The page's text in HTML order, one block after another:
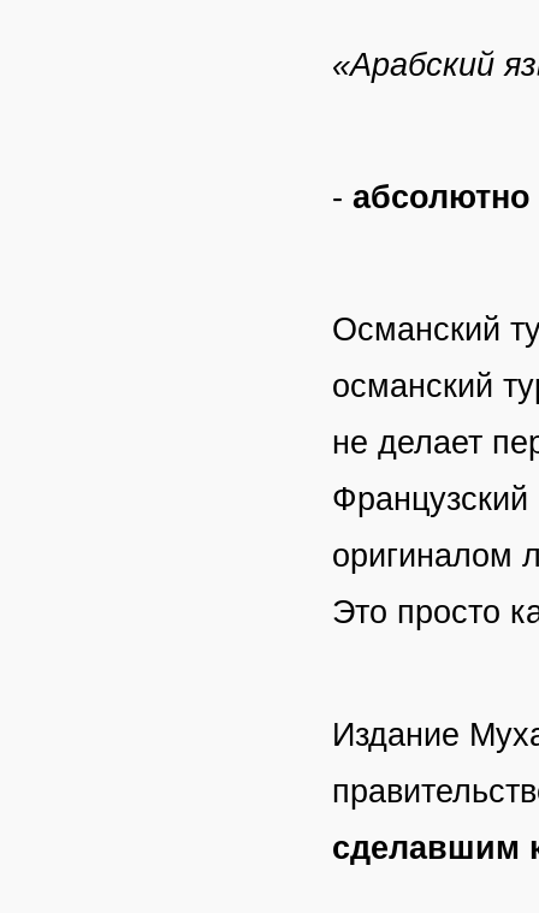
«Арабский
-
Османский
османский
не делает
Французский
оригиналом
Это просто
Издание
сделавшим